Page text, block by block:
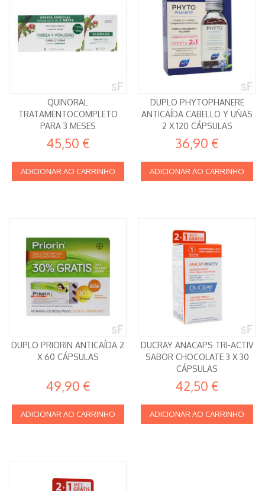
QUINORAL
TRATAMENTOCOMPLETO
PARA 3 MESES
45,50 €
ADICIONAR AO CARRINHO
DUPLO PHYTOPHANERE
ANTICAÍDA CABELLO Y UÑAS
2 X 120 CÁPSULAS
36,90 €
ADICIONAR AO CARRINHO
DUPLO PRIORIN ANTICAÍDA 2
X 60 CÁPSULAS
49,90 €
ADICIONAR AO CARRINHO
DUCRAY ANACAPS TRI-ACTIV
SABOR CHOCOLATE 3 X 30
CÁPSULAS
42,50 €
ADICIONAR AO CARRINHO